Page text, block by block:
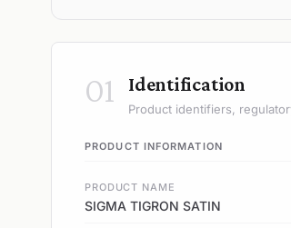
01 Identification
Product identifiers,
PRODUCT INFORMATION
PRODUCT NAME
SIGMA TIGRON SATIN